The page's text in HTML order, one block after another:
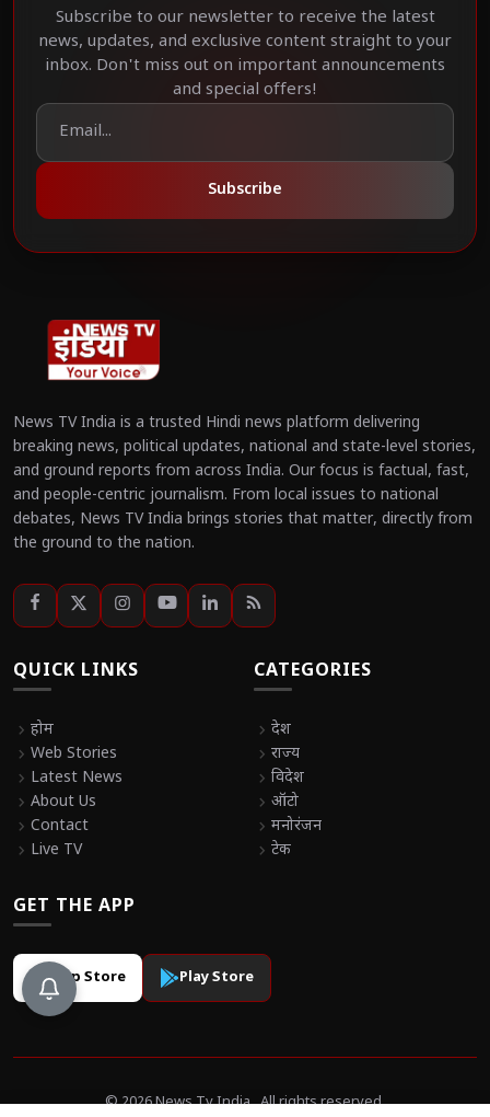
Subscribe to our newsletter to receive the latest
news, updates, and exclusive content straight to your
inbox. Don't miss out on important announcements
and special offers!
Subscribe
News TV India is a trusted Hindi news platform delivering
breaking news, political updates, national and state-level stories,
and ground reports from across India. Our focus is factual, fast,
and people-centric journalism. From local issues to national
debates, News TV India brings stories that matter, directly from
the ground to the nation.
QUICK LINKS
chevron_right होम
chevron_right Web Stories
chevron_right Latest News
chevron_right About Us
chevron_right Contact
chevron_right Live TV
CATEGORIES
chevron_right देश
chevron_right राज्य
chevron_right विदेश
chevron_right ऑटो
chevron_right मनोरंजन
chevron_right टेक
GET THE APP
App Store Play Store
© 2026 News Tv India . All rights reserved.